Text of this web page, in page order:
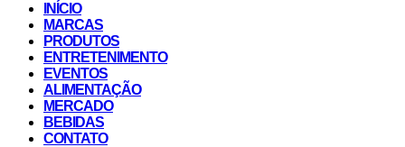
INÍCIO
MARCAS
PRODUTOS
ENTRETENIMENTO
EVENTOS
ALIMENTAÇÃO
MERCADO
BEBIDAS
CONTATO